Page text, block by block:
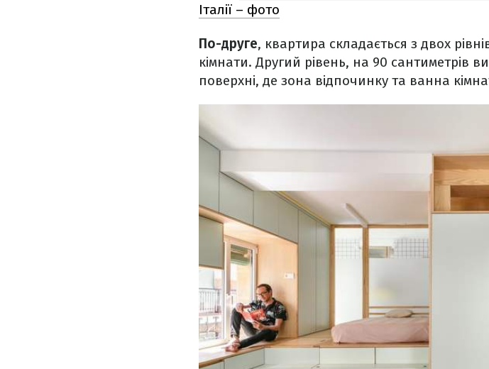
Італії – фото
По-друге, квартира складається з двох
кімнати. Другий рівень, на 90 сантиметрів
поверхні, де зона відпочинку та ванна